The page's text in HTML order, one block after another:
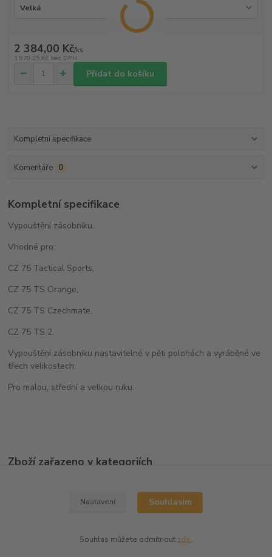
2 384,00 Kč/ks
1 970,25 Kč bez DPH
Přidat do košíku
Kompletní specifikace
Komentáře 0
Kompletní specifikace
Vypouštění zásobníku.
Vhodné pro:
CZ 75 Tactical Sports,
CZ 75 TS Orange,
CZ 75 TS Czechmate,
CZ 75 TS 2.
Vypouštění zásobníku nastavitelné v pěti polohách a vyráběné ve
třech velikostech:
Pro malou, střední a velkou ruku.
Zboží zařazeno v kategoriích
Nastavení Souhlasím
Souhlas můžete odmítnout zde.